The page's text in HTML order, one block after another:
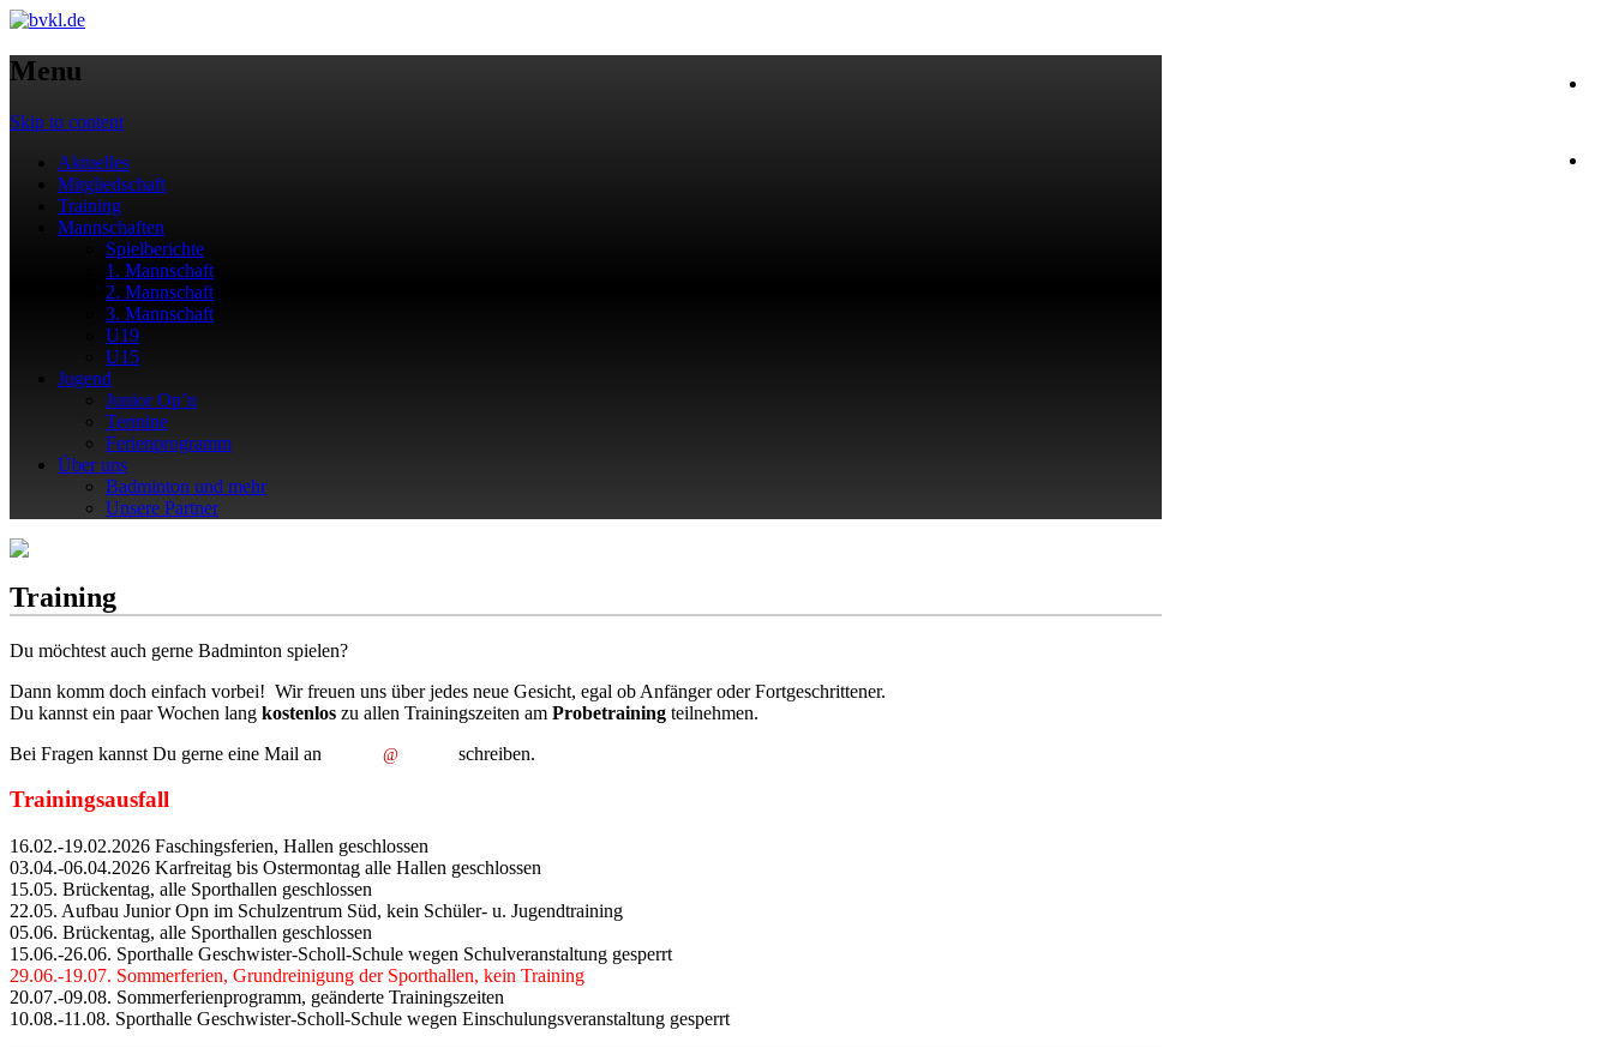
Menu
Skip to content
Aktuelles
Mitgliedschaft
Training
Mannschaften
Spielberichte
1. Mannschaft
2. Mannschaft
3. Mannschaft
U19
U15
Jugend
Junior Op’n
Termine
Ferienprogramm
Über uns
Badminton und mehr
Unsere Partner
Training
Du möchtest auch gerne Badminton spielen?
Dann komm doch einfach vorbei! Wir freuen uns über jedes neue Gesicht, egal ob Anfänger oder Fortgeschrittener.
Du kannst ein paar Wochen lang kostenlos zu allen Trainingszeiten am Probetraining teilnehmen.
Bei Fragen kannst Du gerne eine Mail an
@ schreiben.
Trainingsausfall
16.02.-19.02.2026 Faschingsferien, Hallen geschlossen
03.04.-06.04.2026 Karfreitag bis Ostermontag alle Hallen geschlossen
15.05. Brückentag, alle Sporthallen geschlossen
22.05. Aufbau Junior Opn im Schulzentrum Süd, kein Schüler- u. Jugendtraining
05.06. Brückentag, alle Sporthallen geschlossen
15.06.-26.06. Sporthalle Geschwister-Scholl-Schule wegen Schulveranstaltung gesperrt
29.06.-19.07. Sommerferien, Grundreinigung der Sporthallen, kein Training
20.07.-09.08. Sommerferienprogramm, geänderte Trainingszeiten
10.08.-11.08. Sporthalle Geschwister-Scholl-Schule wegen Einschulungsveranstaltung gesperrt